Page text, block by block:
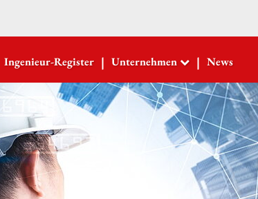
Ingenieur-Register | Unternehmen | News